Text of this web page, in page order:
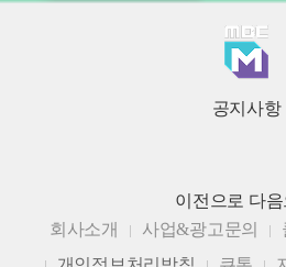
공지사항
이전으로 다
회사소개
사업&광고문의